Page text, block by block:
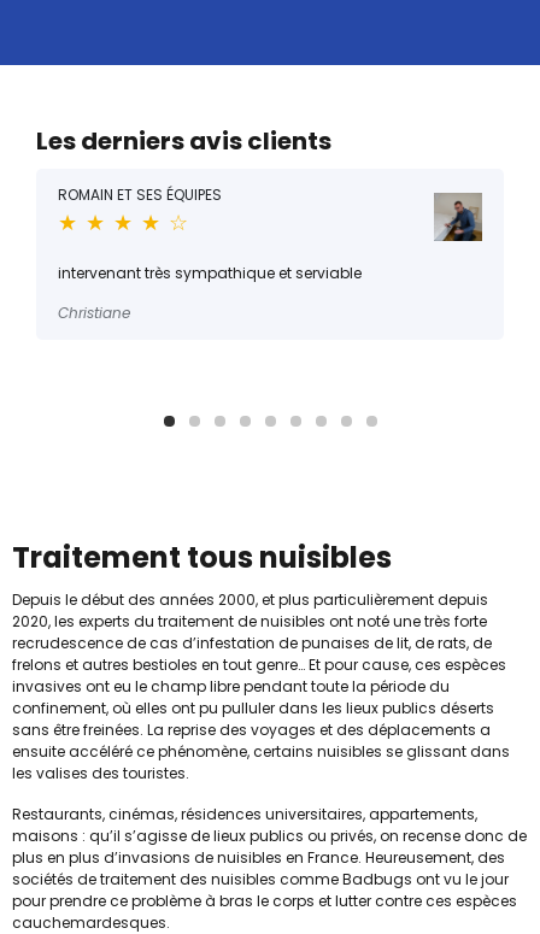
Les derniers avis clients
ROMAIN ET SES ÉQUIPES
★ ★ ★ ★ ☆
intervenant très sympathique et serviable
Christiane
Traitement tous nuisibles
Depuis le début des années 2000, et plus particulièrement depuis
2020, les experts du traitement de nuisibles ont noté une très forte
recrudescence de cas d’infestation de punaises de lit, de rats, de
frelons et autres bestioles en tout genre… Et pour cause, ces espèces
invasives ont eu le champ libre pendant toute la période du
confinement, où elles ont pu pulluler dans les lieux publics déserts
sans être freinées. La reprise des voyages et des déplacements a
ensuite accéléré ce phénomène, certains nuisibles se glissant dans
les valises des touristes.
Restaurants, cinémas, résidences universitaires, appartements,
maisons : qu’il s’agisse de lieux publics ou privés, on recense donc de
plus en plus d’invasions de nuisibles en France. Heureusement, des
sociétés de traitement des nuisibles comme Badbugs ont vu le jour
pour prendre ce problème à bras le corps et lutter contre ces espèces
cauchemardesques.